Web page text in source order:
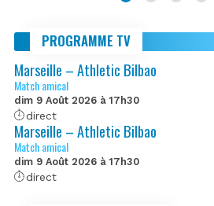
PROGRAMME TV
Marseille – Athletic Bilbao
Match amical
dim 9 Août 2026 à 17h30
direct
Marseille – Athletic Bilbao
Match amical
dim 9 Août 2026 à 17h30
direct